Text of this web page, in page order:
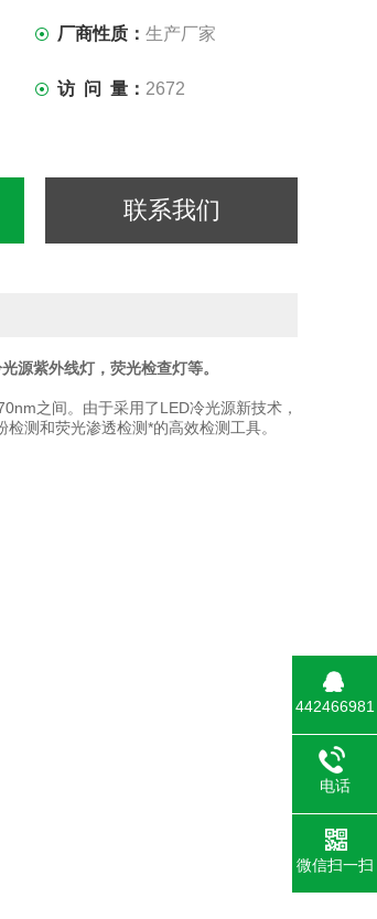
厂商性质： 生产厂家
访 问 量： 2672
联系我们
源紫外线灯，荧光检查灯等。
之间。由于采用了LED冷光源新技术，
测和荧光渗透检测*的高效检测工具。
442466981
电话
微信扫一扫